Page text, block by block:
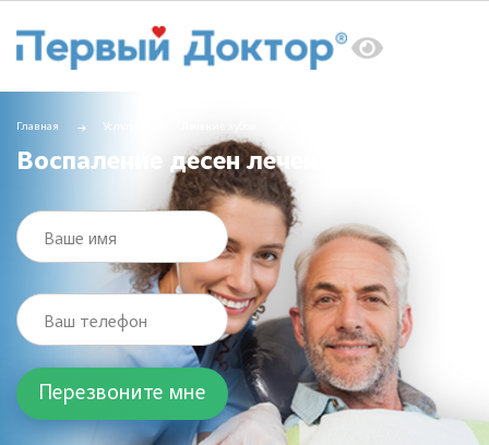
Главная Услуги
Воспаление десен лечение
Ваше имя
Ваш телефон